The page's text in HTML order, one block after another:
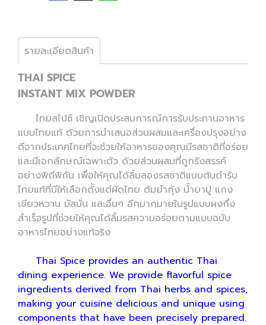
รายละเอียดสินค้า
THAI SPICE
INSTANT MIX POWDER
ไทยสไปซ์ เชิญเปิดประสบการณ์การรับประทานอาหาร
แบบไทยแท้ ด้วยการนำเสนอส่วนผสมและเครื่องปรุงอย่าง
ดีจากประเทศไทยที่จะช่วยให้อาหารของคุณมีรสชาติที่อร่อย
และมีเอกลักษณ์เฉพาะตัว ด้วยส่วนผสมที่ถูกรังสรรค์
อย่างพิถีพิถัน เพื่อให้คุณได้ลิ้มลองรสชาติแบบต้นตำรับ
ไทยแท้ที่มีให้เลือกตั้งแต่ผัดไทย ต้มยำกุ้ง น้ำยาปู แกง
เขียวหวาน มัสมั่น และอื่นๆ อีกมากมายในรูปแบบผงกึ่ง
สำเร็จรูปที่ช่วยให้คุณได้ลิ้มรสความอร่อยตามแบบฉบับ
อาหารไทยอย่างแท้จริง
Thai Spice provides an authentic Thai
dining experience. We provide flavorful spice
ingredients derived from Thai herbs and spices,
making your cuisine delicious and unique using
components that have been precisely prepared.